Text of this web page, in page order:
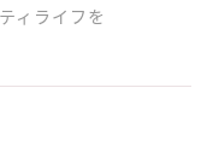
ィライフを